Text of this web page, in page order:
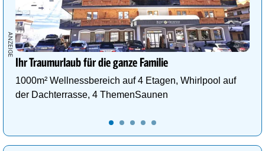
Ihr Traumurlaub für die ganze Familie
1000m² Wellnessbereich auf 4 Etagen, Whirlpool auf
der Dachterrasse, 4 ThemenSaunen